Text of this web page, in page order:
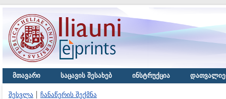
მთავარი საცავის შესახებ ინსტრუქცია
შესვლა ჩანაწერის შექმნა